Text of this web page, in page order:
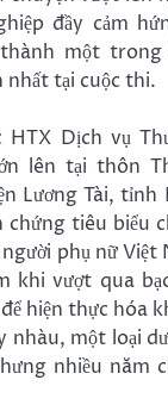
đầy cảm
một trong
nhất tại cuộc thi.
HTX Dịch vụ
lên tại thôn
Lương Tài, tỉnh
chứng tiêu biểu
phụ nữ Việt
khi vượt qua
hiện thực hóa
nhàu, một loại
nhiều năm